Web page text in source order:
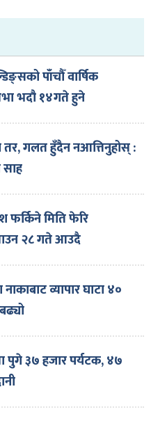
पाँचौँ वार्षिक
भदौ १४गते हुने
तर, गलत हुँदैन नआत्तिनुहोस् :
साह
फर्किने मिति फेरि
२८ गते आउदै
नाकाबाट व्यापार घाटा ४०
पुगे ३७ हजार पर्यटक, ४७